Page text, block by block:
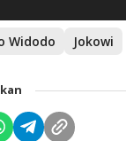
Widodo Jokowi